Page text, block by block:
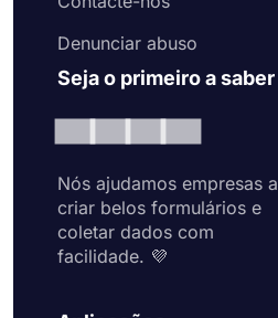
Denunciar abuso
Seja o primeiro a saber
Nós ajudamos empresas a
criar belos formulários e
coletar dados com
facilidade. 💜